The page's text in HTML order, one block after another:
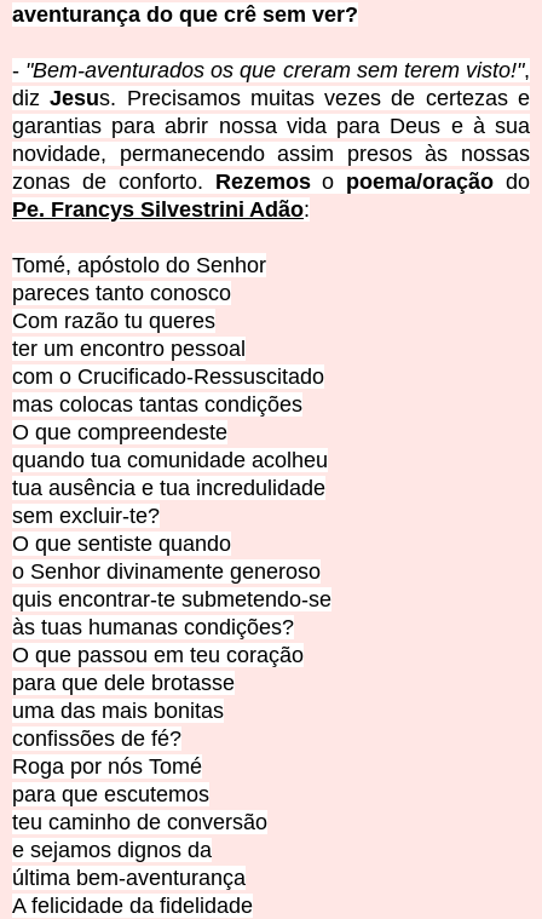
aventurança do que crê sem ver?
- "Bem-aventurados os que creram sem terem visto!",
dizJesus. Precisamos muitas vezes de certezas e
garantias para abrir nossa vida para Deus e à sua
novidade, permanecendo assim presos às nossas
zonas de conforto. Rezemoso poema/oração do
Pe. Francys Silvestrini Adão:
Tomé, apóstolo do Senhor
pareces tanto conosco
Com razão tu queres
ter um encontro pessoal
com o Crucificado-Ressuscitado
mas colocas tantas condições
O que compreendeste
quando tua comunidade acolheu
tua ausência e tua incredulidade
sem excluir-te?
O que sentiste quando
o Senhor divinamente generoso
quis encontrar-te submetendo-se
às tuas humanas condições?
O que passou em teu coração
para que dele brotasse
uma das mais bonitas
confissões de fé?
Roga por nós Tomé
para que escutemos
teu caminho de conversão
e sejamos dignos da
última bem-aventurança
A felicidade da fidelidade